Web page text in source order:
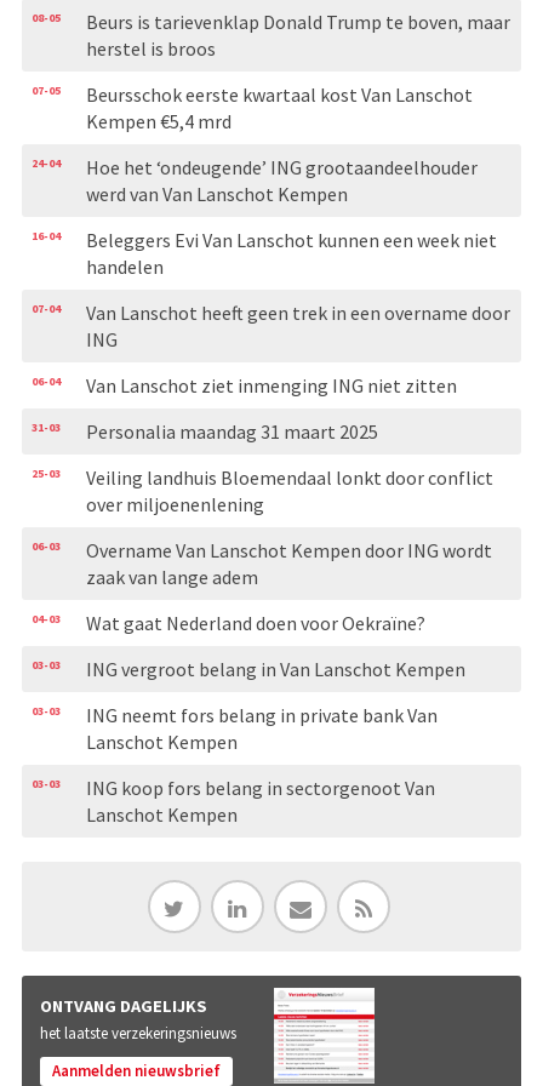
08-05
Beurs is tarievenklap Donald Trump te boven, maar
herstel is broos
07-05
Beursschok eerste kwartaal kost Van Lanschot
Kempen €5,4 mrd
24-04
Hoe het ‘ondeugende’ ING grootaandeelhouder
werd van Van Lanschot Kempen
16-04
Beleggers Evi Van Lanschot kunnen een week niet
handelen
07-04
Van Lanschot heeft geen trek in een overname door
ING
06-04 Van Lanschot ziet inmenging ING niet zitten
31-03 Personalia maandag 31 maart 2025
25-03
Veiling landhuis Bloemendaal lonkt door conflict
over miljoenenlening
06-03
Overname Van Lanschot Kempen door ING wordt
zaak van lange adem
04-03 Wat gaat Nederland doen voor Oekraïne?
03-03 ING vergroot belang in Van Lanschot Kempen
03-03
ING neemt fors belang in private bank Van
Lanschot Kempen
03-03
ING koop fors belang in sectorgenoot Van
Lanschot Kempen
ONTVANG DAGELIJKS
het laatste verzekeringsnieuws
Aanmelden nieuwsbrief